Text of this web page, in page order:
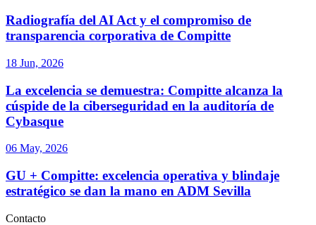
Radiografía del AI Act y el compromiso de
transparencia corporativa de Compitte
18 Jun, 2026
La excelencia se demuestra: Compitte alcanza la
cúspide de la ciberseguridad en la auditoría de
Cybasque
06 May, 2026
GU + Compitte: excelencia operativa y blindaje
estratégico se dan la mano en ADM Sevilla
Contacto